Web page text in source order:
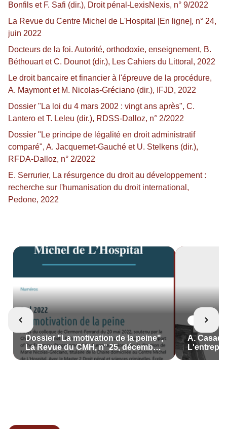
Bonfils et F. Safi (dir.), Droit pénal-LexisNexis, n° 9/2022
La Revue du Centre Michel de L'Hospital [En ligne], n° 24,
juin 2022
Docteurs de la foi. Autorité, orthodoxie, enseignement, B.
Béthouart et C. Dounot (dir.), Les Cahiers du Littoral, 2022
Le droit bancaire et financier à l'épreuve de la procédure,
A. Maymont et M. Nicolas-Gréciano (dir.), IFJD, 2022
Dossier "La loi du 4 mars 2002 : vingt ans après", C.
Lantero et T. Leleu (dir.), RDSS-Dalloz, n° 2/2022
Dossier "Le principe de légalité en droit administratif
comparé", A. Jacquemet-Gauché et U. Stelkens (dir.),
RFDA-Dalloz, n° 2/2022
E. Serrurier, La résurgence du droit au développement :
recherche sur l'humanisation du droit international,
Pedone, 2022
Dossier "La motivation de la peine",
La Revue du CMH, n° 25, décembre
2022
Recherche
A.